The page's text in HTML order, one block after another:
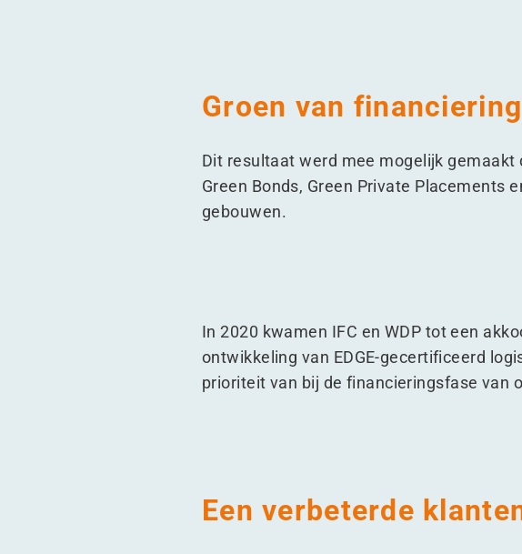
Groen van
Dit resultaat werd mee mogelijk gemaakt
Green Bonds, Green Private Placements
gebouwen.
In 2020 kwamen IFC en WDP tot een
ontwikkeling van EDGE-gecertificeerd
prioriteit van bij de financieringsfase van
Een verbeterde